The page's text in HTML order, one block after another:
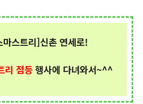
스트리]신촌 연세로!
리 점등행사에 다녀와서~^^